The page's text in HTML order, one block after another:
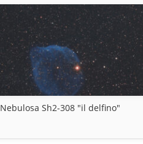
Nebulosa Sh2-308 "il delfino"